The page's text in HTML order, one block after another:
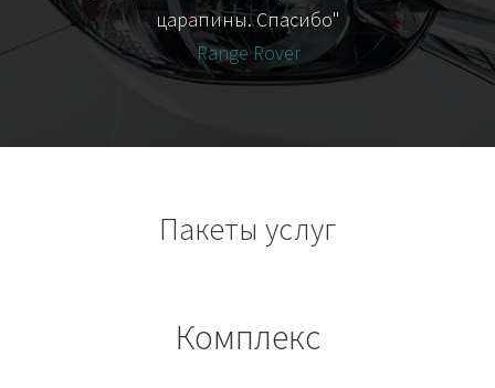
царапины. Спасибо"
Range Rover
Пакеты услуг
Комплекс